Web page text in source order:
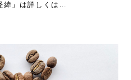
緯」は詳しくは…